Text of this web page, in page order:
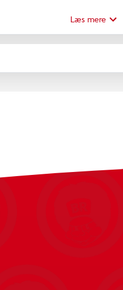
kvalitetsfjedre og en
i haveområder
Læs mere